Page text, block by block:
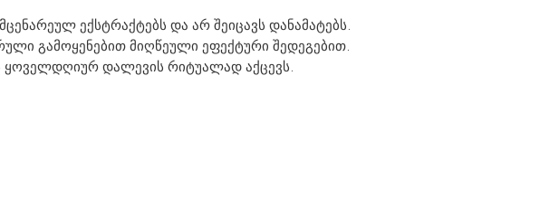
ექსტრაქტებს და არ შეიცავს დანამატებს.
გამოყენებით მიღწეული ეფექტური შედეგებით.
ყოველდღიურ დალევის რიტუალად აქცევს.